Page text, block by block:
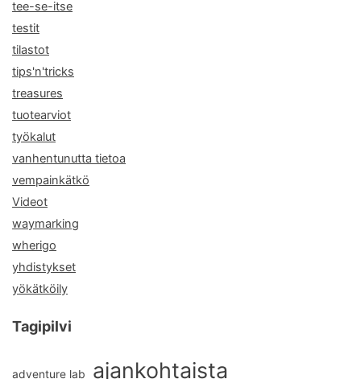
tee-se-itse
testit
tilastot
tips'n'tricks
treasures
tuotearviot
työkalut
vanhentunutta tietoa
vempainkätkö
Videot
waymarking
wherigo
yhdistykset
yökätköily
Tagipilvi
adventure lab ajankohtaista